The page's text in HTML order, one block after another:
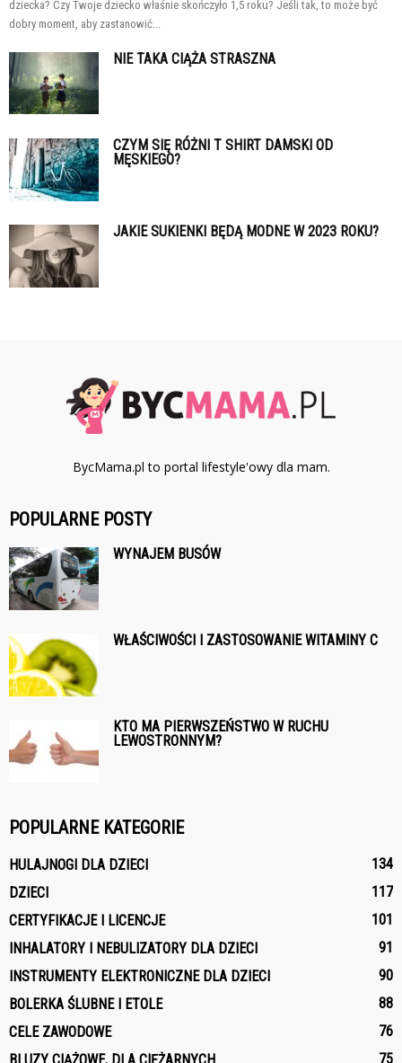
dziecka? Czy Twoje dziecko właśnie skończyło 1,5 roku? Jeśli tak, to może być
dobry moment, aby zastanowić...
NIE TAKA CIĄŻA STRASZNA
CZYM SIĘ RÓŻNI T SHIRT DAMSKI OD
MĘSKIEGO?
JAKIE SUKIENKI BĘDĄ MODNE W 2023 ROKU?
BycMama.pl to portal lifestyle'owy dla mam.
POPULARNE POSTY
WYNAJEM BUSÓW
WŁAŚCIWOŚCI I ZASTOSOWANIE WITAMINY C
KTO MA PIERWSZEŃSTWO W RUCHU
LEWOSTRONNYM?
POPULARNE KATEGORIE
HULAJNOGI DLA DZIECI
134
DZIECI
117
CERTYFIKACJE I LICENCJE
101
INHALATORY I NEBULIZATORY DLA DZIECI
91
INSTRUMENTY ELEKTRONICZNE DLA DZIECI
90
BOLERKA ŚLUBNE I ETOLE
88
CELE ZAWODOWE
76
75